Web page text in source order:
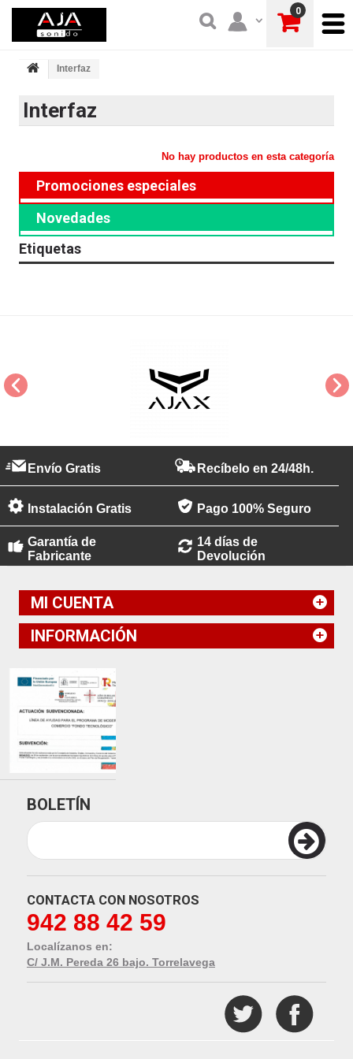
0
Interfaz
Interfaz
No hay productos en esta categoría
Promociones especiales
Novedades
Etiquetas
Envío Gratis Recíbelo en 24/48h.
Instalación Gratis Pago 100% Seguro
Garantía de
Fabricante
14 días de
Devolución
MI CUENTA
INFORMACIÓN
BOLETÍN
CONTACTA CON NOSOTROS
942 88 42 59
Localízanos en:
C/ J.M. Pereda 26 bajo. Torrelavega